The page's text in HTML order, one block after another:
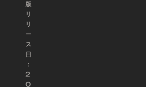
版
リ
リ
ー
ス
日
：
2
0